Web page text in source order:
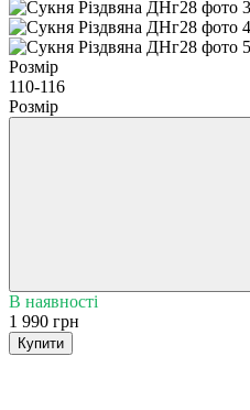
Розмір
110-116
Розмір
В наявності
1 990 грн
Купити